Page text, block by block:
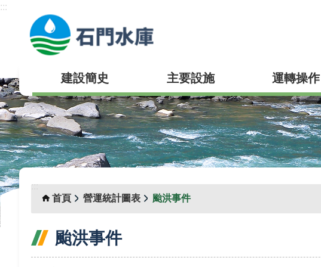
跳到主要內容區塊
:::
建設簡史 主要設施 運轉操作
:::
首頁
營運統計圖表 颱洪事件
颱洪事件